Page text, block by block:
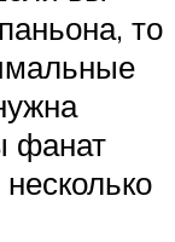
то
фанат